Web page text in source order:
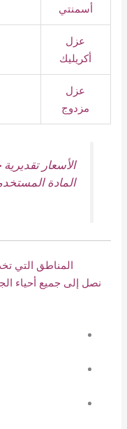
أسمنتي
عزل
أكريليك
عزل
مزدوج
الأسعار
المادة
المناطق التي
نصل إلى جميع أحياء